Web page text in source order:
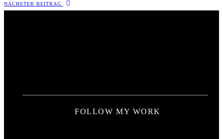
NÄCHSTER BEITRAG
FOLLOW MY WORK